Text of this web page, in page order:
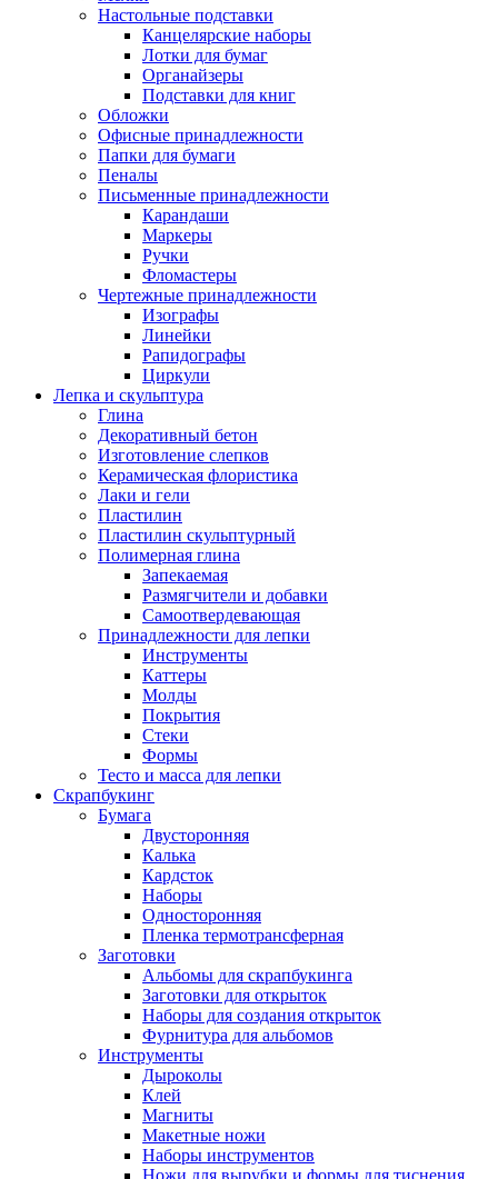
Настольные подставки
Канцелярские наборы
Лотки для бумаг
Органайзеры
Подставки для книг
Обложки
Офисные принадлежности
Папки для бумаги
Пеналы
Письменные принадлежности
Карандаши
Маркеры
Ручки
Фломастеры
Чертежные принадлежности
Изографы
Линейки
Рапидографы
Циркули
Лепка и скульптура
Глина
Декоративный бетон
Изготовление слепков
Керамическая флористика
Лаки и гели
Пластилин
Пластилин скульптурный
Полимерная глина
Запекаемая
Размягчители и добавки
Самоотвердевающая
Принадлежности для лепки
Инструменты
Каттеры
Молды
Покрытия
Стеки
Формы
Тесто и масса для лепки
Скрапбукинг
Бумага
Двусторонняя
Калька
Кардсток
Наборы
Односторонняя
Пленка термотрансферная
Заготовки
Альбомы для скрапбукинга
Заготовки для открыток
Наборы для создания открыток
Фурнитура для альбомов
Инструменты
Дыроколы
Клей
Магниты
Макетные ножи
Наборы инструментов
Ножи для вырубки и формы для тиснения